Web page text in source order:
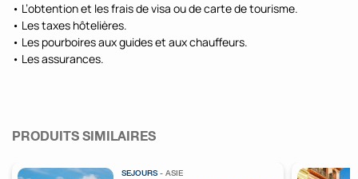
• L’obtention et les frais de visa ou de carte de tourisme.
• Les taxes hôtelières.
• Les pourboires aux guides et aux chauffeurs.
• Les assurances.
PRODUITS SIMILAIRES
SEJOURS - ASIE